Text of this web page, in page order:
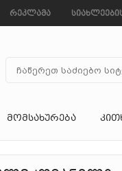
რეკლამა
ᲛᲝᲛᲡᲐᲮᲣᲠᲔᲑᲐ